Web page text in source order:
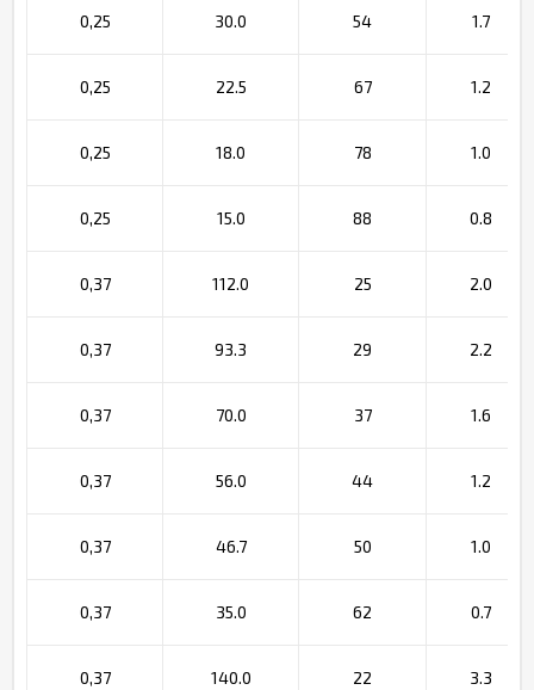
0,25 30.0 54 1.7
0,25 22.5 67 1.2
0,25 18.0 78 1.0
0,25 15.0 88 0.8
0,37 112.0 25 2.0
0,37 93.3 29 2.2
0,37 70.0 37 1.6
0,37 56.0 44 1.2
0,37 46.7 50 1.0
0,37 35.0 62 0.7
0,37 140.0 22 3.3